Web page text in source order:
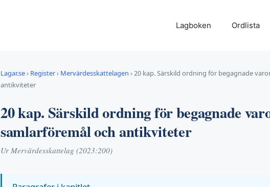
Lagboken Ordlista
Lagar.se› Register› Mervärdesskattelagen ›20 kap. Särskild ordning för begagnade
antikviteter
20 kap. Särskild ordning för begagnade
samlarföremål och antikviteter
Ur Mervärdesskattelag (2023:200)